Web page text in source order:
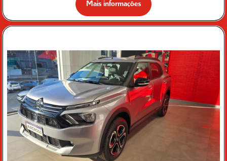
Mais informações